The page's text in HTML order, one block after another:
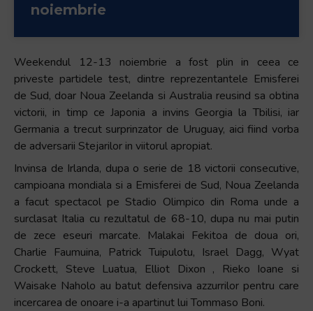
noiembrie
Weekendul 12-13 noiembrie a fost plin in ceea ce
priveste partidele test, dintre reprezentantele Emisferei
de Sud, doar Noua Zeelanda si Australia reusind sa obtina
victorii, in timp ce Japonia a invins Georgia la Tbilisi, iar
Germania a trecut surprinzator de Uruguay, aici fiind vorba
de adversarii Stejarilor in viitorul apropiat.
Invinsa de Irlanda, dupa o serie de 18 victorii consecutive,
campioana mondiala si a Emisferei de Sud, Noua Zeelanda
a facut spectacol pe Stadio Olimpico din Roma unde a
surclasat Italia cu rezultatul de 68-10, dupa nu mai putin
de zece eseuri marcate. Malakai Fekitoa de doua ori,
Charlie Faumuina, Patrick Tuipulotu, Israel Dagg, Wyat
Crockett, Steve Luatua, Elliot Dixon , Rieko Ioane si
Waisake Naholo au batut defensiva azzurrilor pentru care
incercarea de onoare i-a apartinut lui Tommaso Boni.